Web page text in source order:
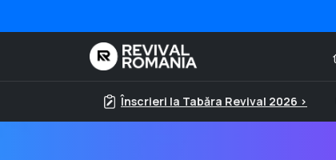
Înscrieri la Tabăra Revival 2026 >